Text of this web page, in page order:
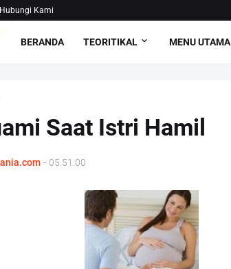
Hubungi Kami
BERANDA TEORITIKAL MENU UTAMA
Saat Istri Hamil
- 05.51.00